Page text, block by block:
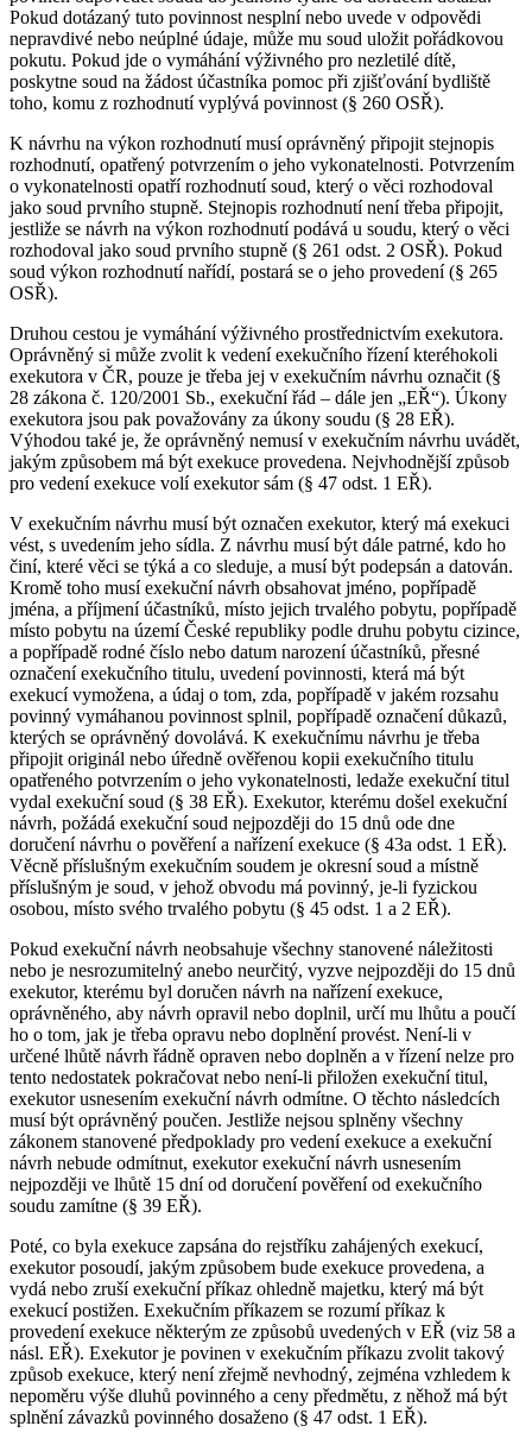
Pokud dotázaný tuto povinnost nesplní nebo uvede v odpovědi
nepravdivé nebo neúplné údaje, může mu soud uložit pořádkovou
pokutu. Pokud jde o vymáhání výživného pro nezletilé dítě,
poskytne soud na žádost účastníka pomoc při zjišťování bydliště
toho, komu z rozhodnutí vyplývá povinnost (§ 260 OSŘ).
K návrhu na výkon rozhodnutí musí oprávněný připojit stejnopis
rozhodnutí, opatřený potvrzením o jeho vykonatelnosti. Potvrzením
o vykonatelnosti opatří rozhodnutí soud, který o věci rozhodoval
jako soud prvního stupně. Stejnopis rozhodnutí není třeba připojit,
jestliže se návrh na výkon rozhodnutí podává u soudu, který o věci
rozhodoval jako soud prvního stupně (§ 261 odst. 2 OSŘ). Pokud
soud výkon rozhodnutí nařídí, postará se o jeho provedení (§ 265
OSŘ).
Druhou cestou je vymáhání výživného prostřednictvím exekutora.
Oprávněný si může zvolit k vedení exekučního řízení kteréhokoli
exekutora v ČR, pouze je třeba jej v exekučním návrhu označit (§
28 zákona č. 120/2001 Sb., exekuční řád – dále jen „EŘ“). Úkony
exekutora jsou pak považovány za úkony soudu (§ 28 EŘ).
Výhodou také je, že oprávněný nemusí v exekučním návrhu uvádět,
jakým způsobem má být exekuce provedena. Nejvhodnější způsob
pro vedení exekuce volí exekutor sám (§ 47 odst. 1 EŘ).
V exekučním návrhu musí být označen exekutor, který má exekuci
vést, s uvedením jeho sídla. Z návrhu musí být dále patrné, kdo ho
činí, které věci se týká a co sleduje, a musí být podepsán a datován.
Kromě toho musí exekuční návrh obsahovat jméno, popřípadě
jména, a příjmení účastníků, místo jejich trvalého pobytu, popřípadě
místo pobytu na území České republiky podle druhu pobytu cizince,
a popřípadě rodné číslo nebo datum narození účastníků, přesné
označení exekučního titulu, uvedení povinnosti, která má být
exekucí vymožena, a údaj o tom, zda, popřípadě v jakém rozsahu
povinný vymáhanou povinnost splnil, popřípadě označení důkazů,
kterých se oprávněný dovolává. K exekučnímu návrhu je třeba
připojit originál nebo úředně ověřenou kopii exekučního titulu
opatřeného potvrzením o jeho vykonatelnosti, ledaže exekuční titul
vydal exekuční soud (§ 38 EŘ). Exekutor, kterému došel exekuční
návrh, požádá exekuční soud nejpozději do 15 dnů ode dne
doručení návrhu o pověření a nařízení exekuce (§ 43a odst. 1 EŘ).
Věcně příslušným exekučním soudem je okresní soud a místně
příslušným je soud, v jehož obvodu má povinný, je-li fyzickou
osobou, místo svého trvalého pobytu (§ 45 odst. 1 a 2 EŘ).
Pokud exekuční návrh neobsahuje všechny stanovené náležitosti
nebo je nesrozumitelný anebo neurčitý, vyzve nejpozději do 15 dnů
exekutor, kterému byl doručen návrh na nařízení exekuce,
oprávněného, aby návrh opravil nebo doplnil, určí mu lhůtu a poučí
ho o tom, jak je třeba opravu nebo doplnění provést. Není-li v
určené lhůtě návrh řádně opraven nebo doplněn a v řízení nelze pro
tento nedostatek pokračovat nebo není-li přiložen exekuční titul,
exekutor usnesením exekuční návrh odmítne. O těchto následcích
musí být oprávněný poučen. Jestliže nejsou splněny všechny
zákonem stanovené předpoklady pro vedení exekuce a exekuční
návrh nebude odmítnut, exekutor exekuční návrh usnesením
nejpozději ve lhůtě 15 dní od doručení pověření od exekučního
soudu zamítne (§ 39 EŘ).
Poté, co byla exekuce zapsána do rejstříku zahájených exekucí,
exekutor posoudí, jakým způsobem bude exekuce provedena, a
vydá nebo zruší exekuční příkaz ohledně majetku, který má být
exekucí postižen. Exekučním příkazem se rozumí příkaz k
provedení exekuce některým ze způsobů uvedených v EŘ (viz 58 a
násl. EŘ). Exekutor je povinen v exekučním příkazu zvolit takový
způsob exekuce, který není zřejmě nevhodný, zejména vzhledem k
nepoměru výše dluhů povinného a ceny předmětu, z něhož má být
splnění závazků povinného dosaženo (§ 47 odst. 1 EŘ).